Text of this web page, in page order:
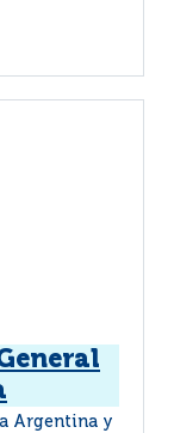
Argentina y